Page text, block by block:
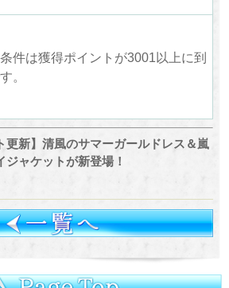
件は獲得ポイントが3001以上に到
。
更新】清風のサマーガールドレス＆嵐
ジャケットが新登場！